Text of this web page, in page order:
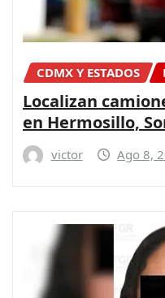
CDMX Y ESTADOS
Localizan
en Hermosillo,
victor Ago 8,